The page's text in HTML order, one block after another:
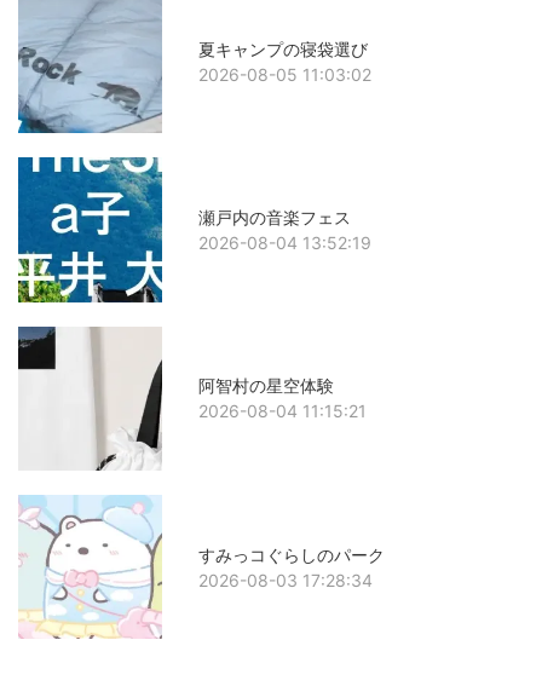
夏キャンプの寝袋選び
2026-08-05 11:03:02
瀬戸内の音楽フェス
2026-08-04 13:52:19
阿智村の星空体験
2026-08-04 11:15:21
すみっコぐらしのパーク
2026-08-03 17:28:34